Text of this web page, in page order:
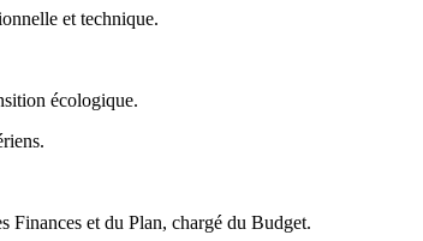
et technique.
écologique.
Finances et du Plan, chargé du Budget.